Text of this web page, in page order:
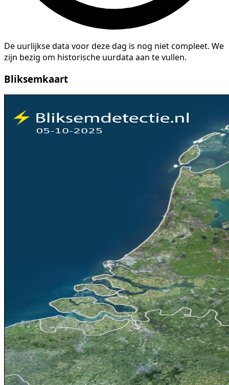
De uurlijkse data voor deze dag is nog niet compleet. We
zijn bezig om historische uurdata aan te vullen.
Bliksemkaart